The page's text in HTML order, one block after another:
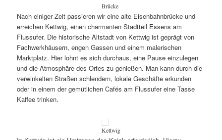
Brücke
Nach einiger Zeit passieren wir eine alte Eisenbahnbrücke und
erreichen Kettwig, einen charmanten Stadtteil Essens am
Flussufer. Die historische Altstadt von Kettwig ist geprägt von
Fachwerkhäusern, engen Gassen und einem malerischen
Marktplatz. Hier lohnt es sich durchaus, eine Pause einzulegen
und die Atmosphäre des Ortes zu genießen. Man kann durch die
verwinkelten Straßen schlendern, lokale Geschäfte erkunden
oder in einem der gemütlichen Cafés am Flussufer eine Tasse
Kaffee trinken.
Kettwig